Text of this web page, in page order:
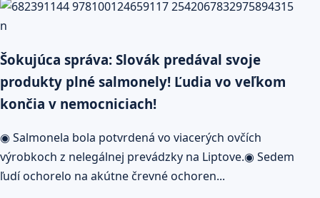
Šokujúca správa: Slovák predával svoje
produkty plné salmonely! Ľudia vo veľkom
končia v nemocniciach!
◉ Salmonela bola potvrdená vo viacerých ovčích
výrobkoch z nelegálnej prevádzky na Liptove.◉ Sedem
ľudí ochorelo na akútne črevné ochoren...